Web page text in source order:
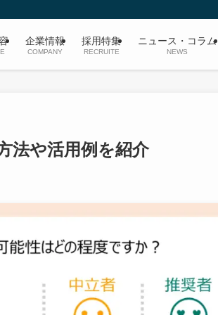
企業情報
COMPANY
採用特集
RECRUITE
ニュース・コラム
NEWS
法や活用例を紹介